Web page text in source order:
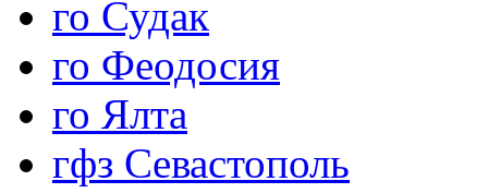
го Судак
го Феодосия
го Ялта
гфз Севастополь